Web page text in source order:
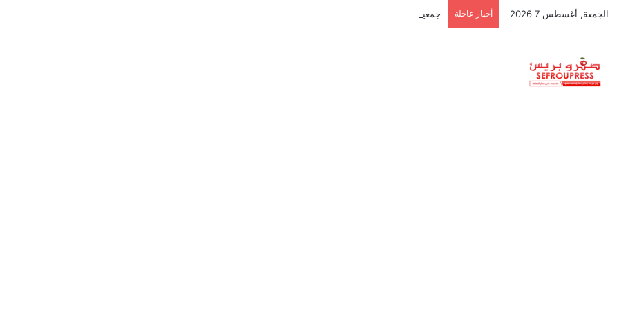
الجمعة, أغسطس 7 2026 أخبار عاجلة جمعية استقلالية في جزر البليار: سيادة المغرب على سبتة ومليلية “مسألة وقت”